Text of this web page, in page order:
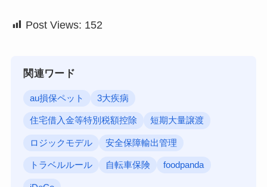
Post Views: 152
関連ワード
au損保ペット 3大疾病
住宅借入金等特別税額控除 短期大量譲渡
ロジックモデル 安全保障輸出管理
トラベルルール 自転車保険 foodpanda